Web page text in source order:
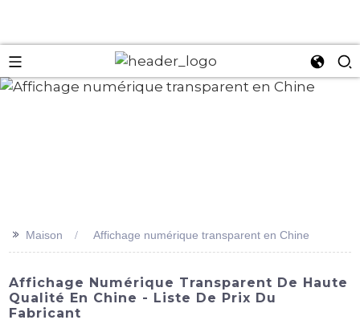
>> Maison Affichage numérique transparent en Chine
Affichage Numérique Transparent De Haute
Qualité En Chine - Liste De Prix Du
Fabricant